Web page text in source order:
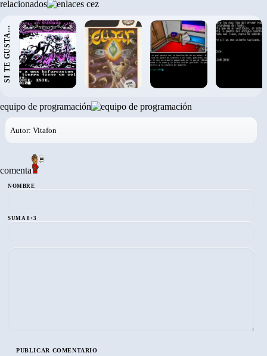
relacionados
SI TE GUSTA...
equipo de programación
Autor: Vitafon
comenta
NOMBRE
SUMA 8+3